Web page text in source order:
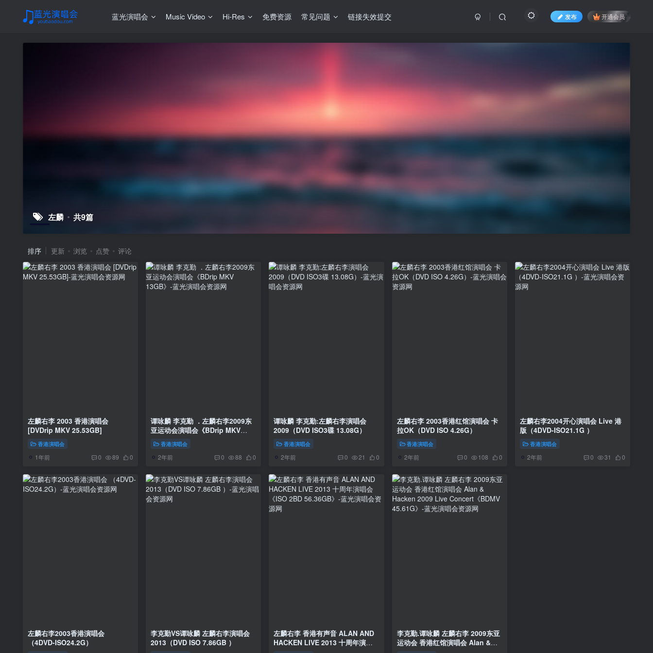
蓝光演唱会 Music Video Hi-Res 免费资源 常见问题 链接失效提交 发布 开通会员
左麟 共9篇
排序 更新 浏览 点赞 评论
左麟右李 2003 香港演唱会
[DVDrip MKV 25.53GB]
香港演唱会
1年前 0 89 0
谭咏麟 李克勤 ．左麟右李2009东
亚运动会演唱会《BDrip MKV
13GB》
香港演唱会
2年前 0 88 0
谭咏麟 李克勤:左麟右李演唱会
2009（DVD ISO3碟 13.08G）
香港演唱会
2年前 0 21 0
左麟右李 2003香港红馆演唱会 卡
拉OK（DVD ISO 4.26G）
香港演唱会
2年前 0 108 0
左麟右李2004开心演唱会 Live 港
版（4DVD-ISO21.1G ）
香港演唱会
2年前 0 31 0
左麟右李2003香港演唱会
（4DVD-ISO24.2G）
李克勤VS谭咏麟 左麟右李演唱会
2013（DVD ISO 7.86GB ）
左麟右李 香港有声音 ALAN AND
HACKEN LIVE 2013 十周年演唱
李克勤.谭咏麟 左麟右李 2009东亚
运动会 香港红馆演唱会 Alan &